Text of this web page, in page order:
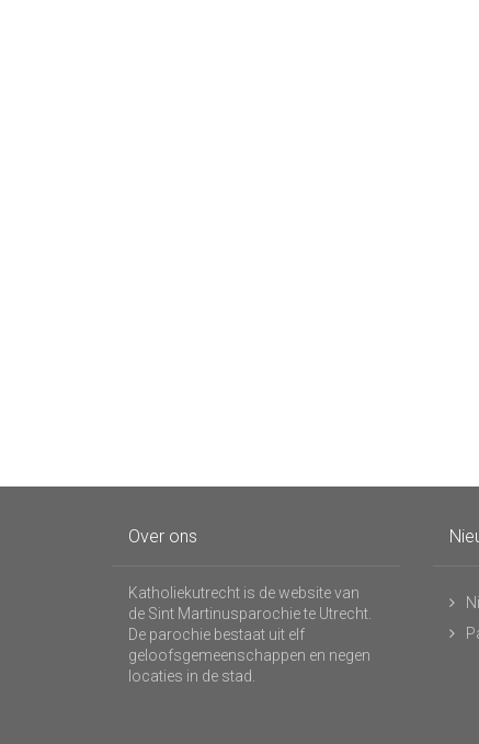
Over ons
Katholiekutrecht is de website van
de Sint Martinusparochie te Utrecht.
De parochie bestaat uit elf
geloofsgemeenschappen en negen
locaties in de stad.